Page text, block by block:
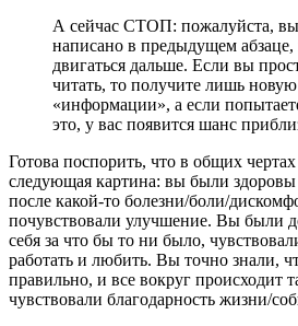
А сейчас СТОП: пожалуйста,
написано в предыдущем
двигаться дальше. Если вы
читать, то получите лишь
«информации», а если
это, у вас появится шанс
Готова поспорить, что в общих
следующая картина: вы были
после какой-то болезни/боли/
почувствовали улучшение. Вы были
себя за что бы то ни было,
работать и любить. Вы точно знали,
правильно, и все вокруг происходит
чувствовали благодарность жизни/